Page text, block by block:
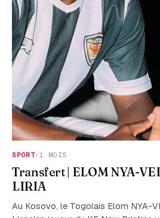
SPORT·1 MOIS
Transfert | ELOM NYA-
LIRIA
Au Kosovo, le Togolais Elom NYA-